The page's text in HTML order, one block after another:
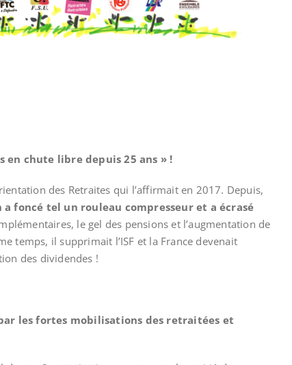
en chute libre depuis 25 ans » !
des Retraites qui l’affirmait en 2017. Depuis,
a foncé tel un rouleau compresseur et a écrasé
le gel des pensions et l’augmentation de
temps, il supprimait l’ISF et la France devenait
des dividendes !
les fortes mobilisations des retraitées et